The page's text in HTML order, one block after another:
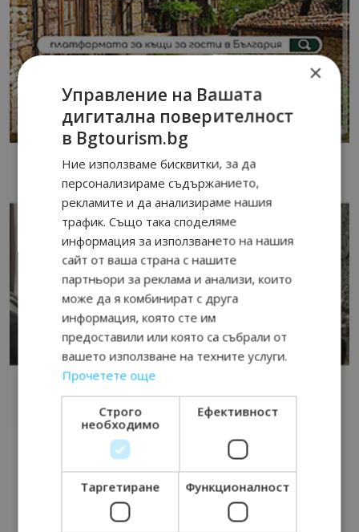
×
Управление на Вашата
дигитална поверителност
в Bgtourism.bg
Ние използваме бисквитки, за да
персонализираме съдържанието,
рекламите и да анализираме нашия
трафик. Също така споделяме
информация за използването на нашия
сайт от ваша страна с нашите
партньори за реклама и анализи, които
може да я комбинират с друга
информация, която сте им
предоставили или която са събрали от
вашето използване на техните услуги.
Прочетете още
Строго
необходимо
Ефективност
Таргетиране Функционалност